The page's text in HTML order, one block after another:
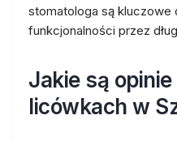
stomatologa są kluczowe
funkcjonalności przez
Jakie są
licówkach w